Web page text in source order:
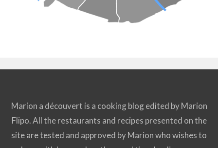
Marion a découvert is a cooking blog edited by Marion
Flipo. All the restaurants and recipes presented on the
site are tested and approved by Marion who wishes to